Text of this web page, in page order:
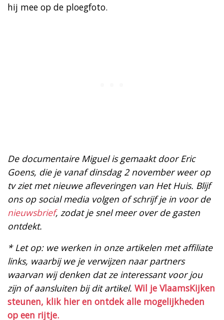
hij mee op de ploegfoto.
De documentaire Miguel is gemaakt door Eric
Goens, die je vanaf dinsdag 2 november weer op
tv ziet met nieuwe afleveringen van Het Huis. Blijf
ons op social media volgen of schrijf je in voor de
nieuwsbrief, zodat je snel meer over de gasten
ontdekt.
* Let op: we werken in onze artikelen met affiliate
links, waarbij we je verwijzen naar partners
waarvan wij denken dat ze interessant voor jou
zijn of aansluiten bij dit artikel. Wil je VlaamsKijken
steunen, klik hier en ontdek alle mogelijkheden
op een rijtje.